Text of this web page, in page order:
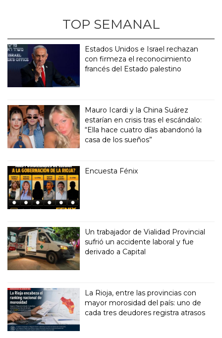
TOP SEMANAL
Estados Unidos e Israel rechazan
con firmeza el reconocimiento
francés del Estado palestino
Mauro Icardi y la China Suárez
estarían en crisis tras el escándalo:
“Ella hace cuatro días abandonó la
casa de los sueños”
Encuesta Fénix
Un trabajador de Vialidad Provincial
sufrió un accidente laboral y fue
derivado a Capital
La Rioja, entre las provincias con
mayor morosidad del país: uno de
cada tres deudores registra atrasos